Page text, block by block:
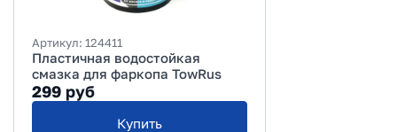
Артикул: 124411
Пластичная водостойкая
смазка для фаркопа TowRus
299 руб
Купить